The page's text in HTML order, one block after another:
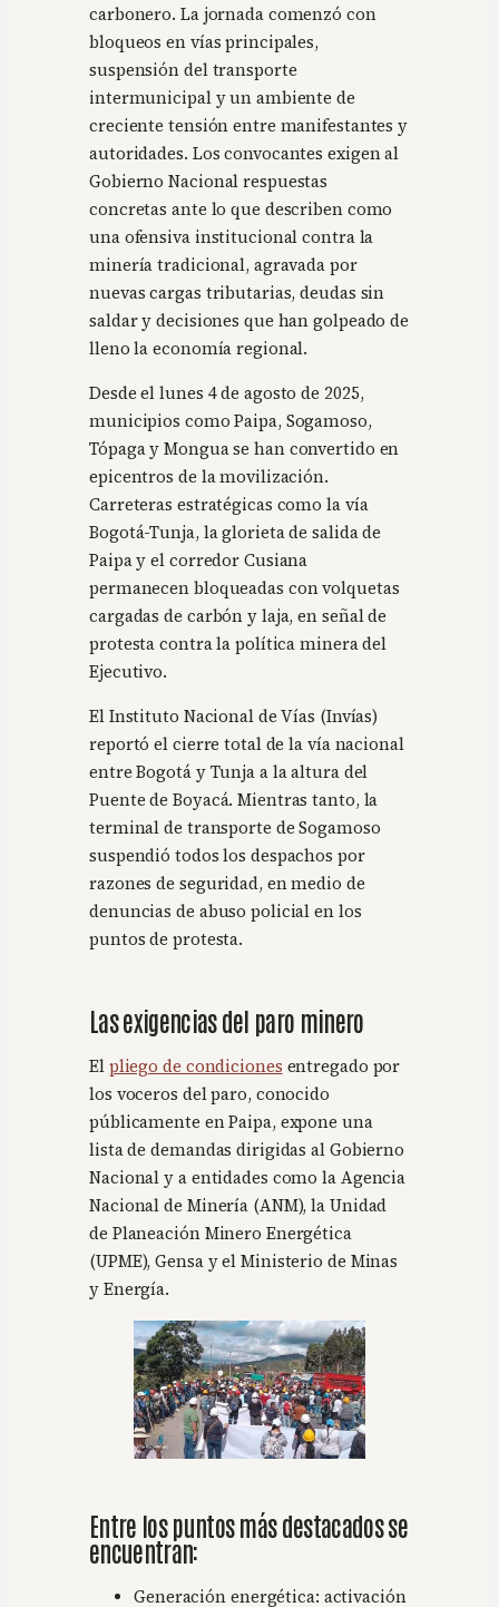
carbonero. La jornada comenzó con
bloqueos en vías principales,
suspensión del transporte
intermunicipal y un ambiente de
creciente tensión entre manifestantes y
autoridades. Los convocantes exigen al
Gobierno Nacional respuestas
concretas ante lo que describen como
una ofensiva institucional contra la
minería tradicional, agravada por
nuevas cargas tributarias, deudas sin
saldar y decisiones que han golpeado de
lleno la economía regional.
Desde el lunes 4 de agosto de 2025,
municipios como Paipa, Sogamoso,
Tópaga y Mongua se han convertido en
epicentros de la movilización.
Carreteras estratégicas como la vía
Bogotá-Tunja, la glorieta de salida de
Paipa y el corredor Cusiana
permanecen bloqueadas con volquetas
cargadas de carbón y laja, en señal de
protesta contra la política minera del
Ejecutivo.
El Instituto Nacional de Vías (Invías)
reportó el cierre total de la vía nacional
entre Bogotá y Tunja a la altura del
Puente de Boyacá. Mientras tanto, la
terminal de transporte de Sogamoso
suspendió todos los despachos por
razones de seguridad, en medio de
denuncias de abuso policial en los
puntos de protesta.
Las exigencias del paro minero
El pliego de condiciones entregado por
los voceros del paro, conocido
públicamente en Paipa, expone una
lista de demandas dirigidas al Gobierno
Nacional y a entidades como la Agencia
Nacional de Minería (ANM), la Unidad
de Planeación Minero Energética
(UPME), Gensa y el Ministerio de Minas
y Energía.
Entre los puntos más destacados se
encuentran:
Generación energética: activación